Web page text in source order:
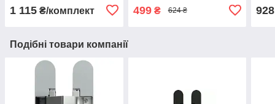
1 115 ₴/комплект 499₴ 624 ₴ 928
Подібні товари компанії